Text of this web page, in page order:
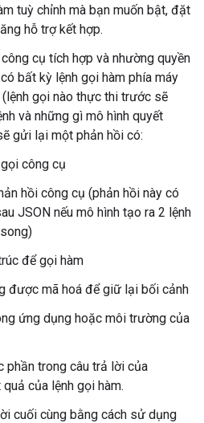
tuỳ chỉnh mà bạn muốn bật, đặt
hỗ trợ kết hợp.
cụ tích hợp và nhường quyền
bất kỳ lệnh gọi hàm phía máy
gọi nào thực thi trước sẽ
và những gì mô hình quyết
gửi lại một phản hồi có:
công cụ
hồi công cụ (phản hồi này có
JSON nếu mô hình tạo ra 2 lệnh
để gọi hàm
được mã hoá để giữ lại bối cảnh
ứng dụng hoặc môi trường của
phần trong câu trả lời của
của lệnh gọi hàm.
cuối cùng bằng cách sử dụng